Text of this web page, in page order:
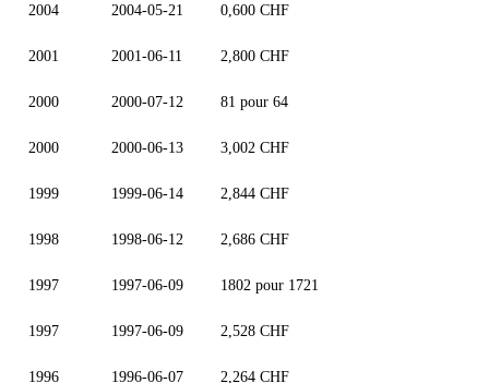
2004 2004-05-21 0,600 CHF
2001 2001-06-11 2,800 CHF
2000 2000-07-12 81 pour 64
2000 2000-06-13 3,002 CHF
1999 1999-06-14 2,844 CHF
1998 1998-06-12 2,686 CHF
1997 1997-06-09 1802 pour 1721
1997 1997-06-09 2,528 CHF
1996 1996-06-07 2,264 CHF